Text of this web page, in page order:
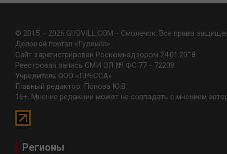
© 2015 – 2026 GUDVILL.COM - Смоленск. Все права
Деловой портал «Гудвилл»
Сайт зарегистрирован Роскомнадзором 24.01.2018
Реестровая запись СМИ ЭЛ № ФС 77 - 72208
Учредитель ООО «ПРЕССА»
Главный редактор: Попова Ю.В.
16+. Мнение редакции может не совпадать с мнением
Регионы